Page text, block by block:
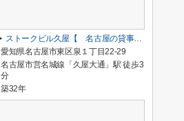
ストークビル久屋【 名古屋の貸事務所・貸オフィス 】
愛知県名古屋市東区泉１丁目22-29
名古屋市営名城線「久屋大通」駅 徒歩3
分
築32年